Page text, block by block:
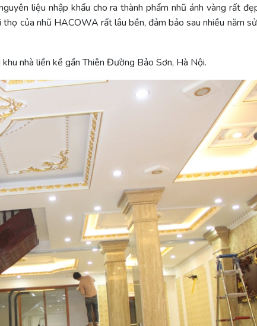
liệu nhập khẩu cho ra thành phẩm nhũ ánh vàng rất
của nhũ HACOWA rất lâu bền, đảm bảo sau nhiều năm
nhà liền kề gần Thiên Đường Bảo Sơn, Hà Nội.